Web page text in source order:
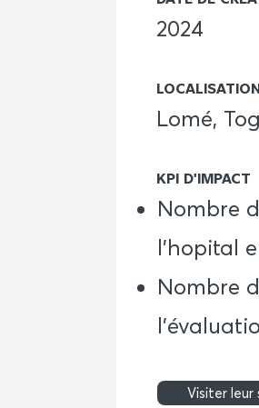
2024
LOCALISATION
Lomé,
KPI D'IMPACT
Nombre
l'hopital
Nombre
Visiter leur